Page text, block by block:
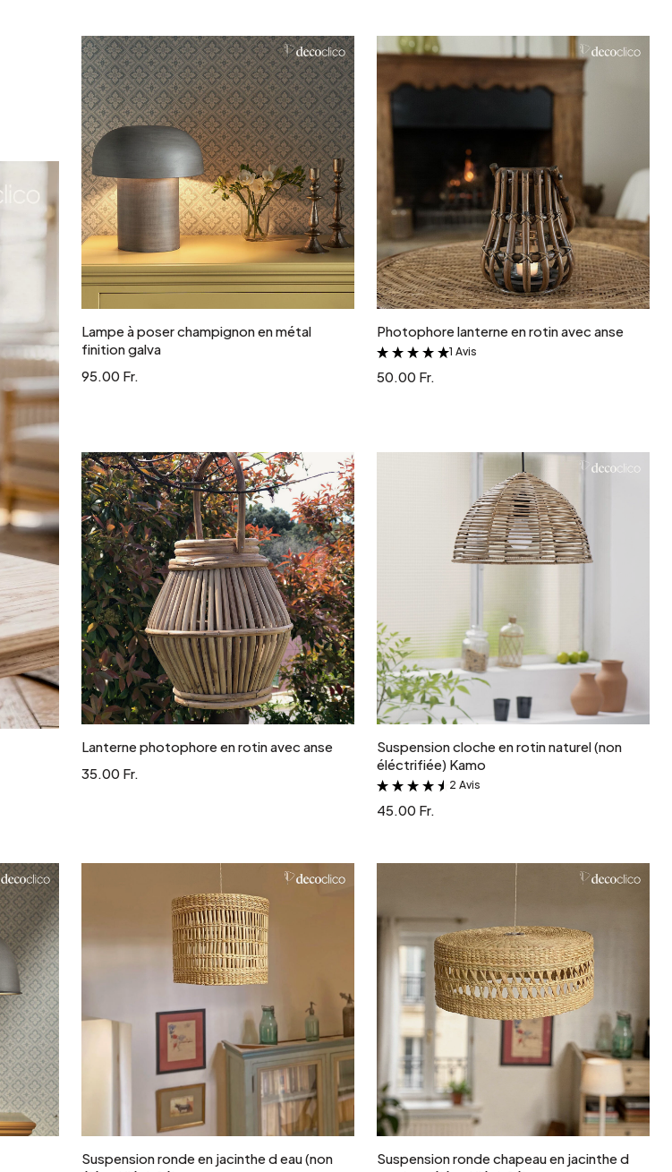
Ajouter au panier
Lampe à poser champignon en métal
finition galva
95.00 Fr.
Ajouter au panier
Photophore lanterne en rotin avec anse
&
1 Avis
50.00 Fr.
Ajouter au panier
Lanterne photophore en rotin avec anse
35.00 Fr.
Ajouter au panier
Suspension cloche en rotin naturel (non
éléctrifiée) Kamo
&
2 Avis
45.00 Fr.
Ajouter au panier
Suspension ronde en jacinthe d eau (non
Ajouter au panier
Suspension ronde chapeau en jacinthe d